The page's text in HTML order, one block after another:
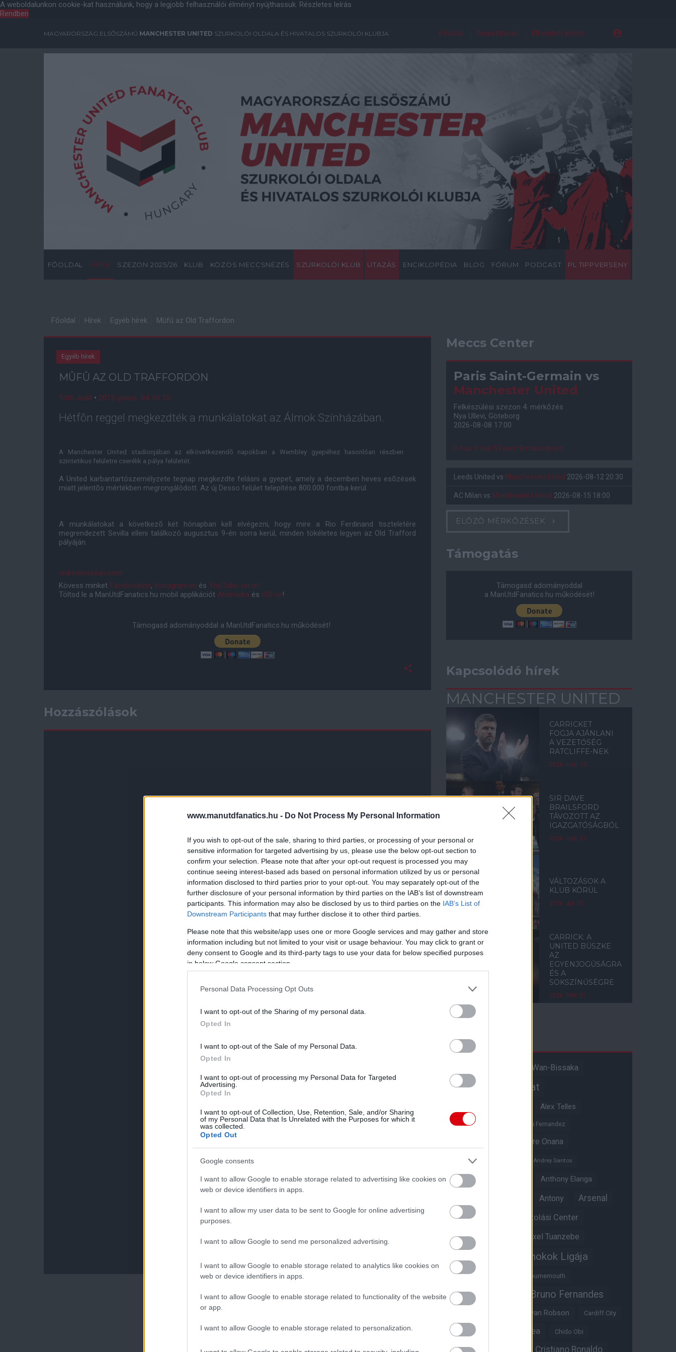
www.manutdfanatics.hu - Do Not Process My Personal Information
If you wish to opt-out of the sale, sharing to third parties, or processing of your personal or
sensitive information for targeted advertising by us, please use the below opt-out section to
confirm your selection. Please note that after your opt-out request is processed you may
continue seeing interest-based ads based on personal information utilized by us or personal
information disclosed to third parties prior to your opt-out. You may separately opt-out of the
further disclosure of your personal information by third parties on the IAB’s list of downstream
participants. This information may also be disclosed by us to third parties on the IAB’s List of
Downstream Participants that may further disclose it to other third parties.
Please note that this website/app uses one or more Google services and may gather and store
information including but not limited to your visit or usage behaviour. You may click to grant or
deny consent to Google and its third-party tags to use your data for below specified purposes
in below Google consent section.
Personal Data Processing Opt Outs
I want to opt-out of the Sharing of my personal data.
Opted In
I want to opt-out of the Sale of my Personal Data.
Opted In
I want to opt-out of processing my Personal Data for Targeted
Advertising.
Opted In
I want to opt-out of Collection, Use, Retention, Sale, and/or Sharing
of my Personal Data that Is Unrelated with the Purposes for which it
was collected.
Opted Out
Google consents
I want to allow Google to enable storage related to advertising like cookies on
web or device identifiers in apps.
I want to allow my user data to be sent to Google for online advertising
purposes.
I want to allow Google to send me personalized advertising.
I want to allow Google to enable storage related to analytics like cookies on
web or device identifiers in apps.
I want to allow Google to enable storage related to functionality of the website
or app.
I want to allow Google to enable storage related to personalization.
A weboldalunkon cookie-kat használunk, hogy a legjobb felhasználói élményt nyújthassuk. Részletes leírás
Rendben
MAGYARORSZÁG ELSŐSZÁMÚ MANCHESTER UNITED SZURKOLÓI OLDALA ÉS HIVATALOS SZURKOLÓI KLUBJA Főoldal Regisztráció Elfelejtett jelszó
FŐOLDAL HÍREK SZEZON 2025/26 KLUB KÖZÖS MECCSNÉZÉS SZURKOLÓI KLUB UTAZÁS ENCIKLOPÉDIA BLOG FÓRUM PODCAST PL TIPPVERSENY
Főoldal Hírek Egyéb hírek Mûfû az Old Traffordon
Egyéb hírek
MÛFÛ AZ OLD TRAFFORDON
Tóth Judit • 2013. június. 04. 06:55
Hétfõn reggel megkezdték a munkálatokat az Álmok Színházában.
A Manchester United stadionjában az elkövetkezendõ napokban a Wembley gyepéhez hasonlóan részben
szintetikus felületre cserélik a pálya felületét.
A United karbantartószemélyzete tegnap megkezdte felásni a gyepet, amely a decemberi heves esõzések
miatt jelentõs mértékben megrongálódott. Az új Desso felület telepítése 800.000 fontba kerül.
A munkálatokat a következõ két hónapban kell elvégezni, hogy mire a Rio Ferdinand tiszteletére
megrendezett Sevilla elleni találkozó augusztus 9-én sorra kerül, minden tökéletes legyen az Old Trafford
pályáján.
redmancunian.com
Kövess minket Facebookon, Instagramon és YouTube-on is!
Töltsd le a ManUtdFanatics.hu mobil applikációt Androidra és iOS-re!
Támogasd adományoddal a ManUtdFanatics.hu működését!
Hozzászólások
Meccs Center
Paris Saint-Germain vs
Manchester United
Felkészülési szezon 4. mérkőzés
Nya Ullevi, Göteborg
2026-08-08 17:00
0 nap 1 óra 52 perc 59 másodperc
Leeds United vs Manchester United 2026-08-12 20:30
AC Milan vs Manchester United 2026-08-15 18:00
ELŐZŐ MÉRKŐZÉSEK
Támogatás
Támogasd adományoddal
a ManUtdFanatics.hu működését!
Kapcsolódó hírek
MANCHESTER UNITED
CARRICKET
FOGJA AJÁNLANI
A VEZETŐSÉG
RATCLIFFE-NEK
2026. máj. 13.
SIR DAVE
BRAILSFORD
TÁVOZOTT AZ
IGAZGATÓSÁGBÓL
2026. máj. 07.
VÁLTOZÁSOK A
KLUB KÖRÜL
2026. ápr. 01.
CARRICK: A
UNITED BÜSZKE
AZ
EGYENJOGÚSÁGRA
ÉS A
SOKSZÍNŰSÉGRE
2026. febr. 21.
Aaron Wan-Bissaka
Akadémiai csapat
Alex Telles
Altay Bayindir Alvaro Fernandez
Andre Onana
Andreas Pereira
Andrey Santos
Angol válogatott Anthony Elanga
Antony Arsenal
Aston Villa Átigazolási Center
Átigazolások Axel Tuanzebe
Bajnokok Ligája
Benjamin Sesko Bournemouth
Brandon Williams Bruno Fernandes
Bryan Robson Cardiff City
Casemiro Chelsea Chido Obi
Christian Eriksen Cristiano Ronaldo